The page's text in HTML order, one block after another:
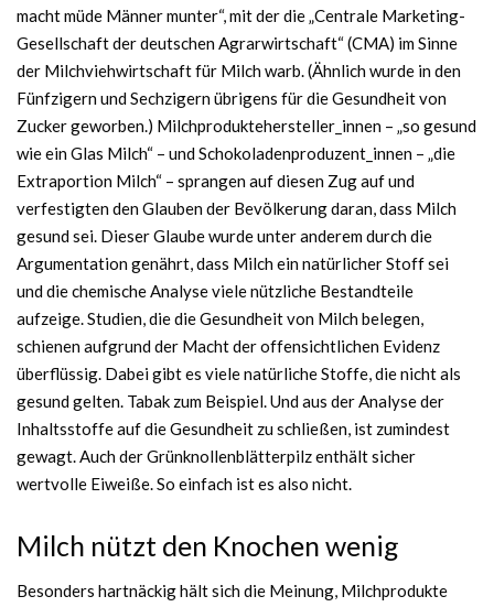
macht müde Männer munter“, mit der die „Centrale Marketing-
Gesellschaft der deutschen Agrarwirtschaft“ (CMA) im Sinne
der Milchviehwirtschaft für Milch warb. (Ähnlich wurde in den
Fünfzigern und Sechzigern übrigens für die Gesundheit von
Zucker geworben.) Milchproduktehersteller_innen – „so gesund
wie ein Glas Milch“ – und Schokoladenproduzent_innen – „die
Extraportion Milch“ – sprangen auf diesen Zug auf und
verfestigten den Glauben der Bevölkerung daran, dass Milch
gesund sei. Dieser Glaube wurde unter anderem durch die
Argumentation genährt, dass Milch ein natürlicher Stoff sei
und die chemische Analyse viele nützliche Bestandteile
aufzeige. Studien, die die Gesundheit von Milch belegen,
schienen aufgrund der Macht der offensichtlichen Evidenz
überflüssig. Dabei gibt es viele natürliche Stoffe, die nicht als
gesund gelten. Tabak zum Beispiel. Und aus der Analyse der
Inhaltsstoffe auf die Gesundheit zu schließen, ist zumindest
gewagt. Auch der Grünknollenblätterpilz enthält sicher
wertvolle Eiweiße. So einfach ist es also nicht.
Milch nützt den Knochen wenig
Besonders hartnäckig hält sich die Meinung, Milchprodukte